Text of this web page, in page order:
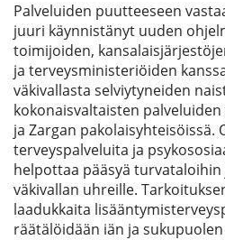
Palveluiden puutteeseen
juuri käynnistänyt uuden
toimijoiden,
ja terveysministeriöiden
väkivallasta selviytyneiden
kokonaisvaltaisten
ja Zargan pakolaisyhteisöissä.
terveyspalveluita ja
helpottaa pääsyä
väkivallan uhreille.
laadukkaita
räätälöidään iän ja